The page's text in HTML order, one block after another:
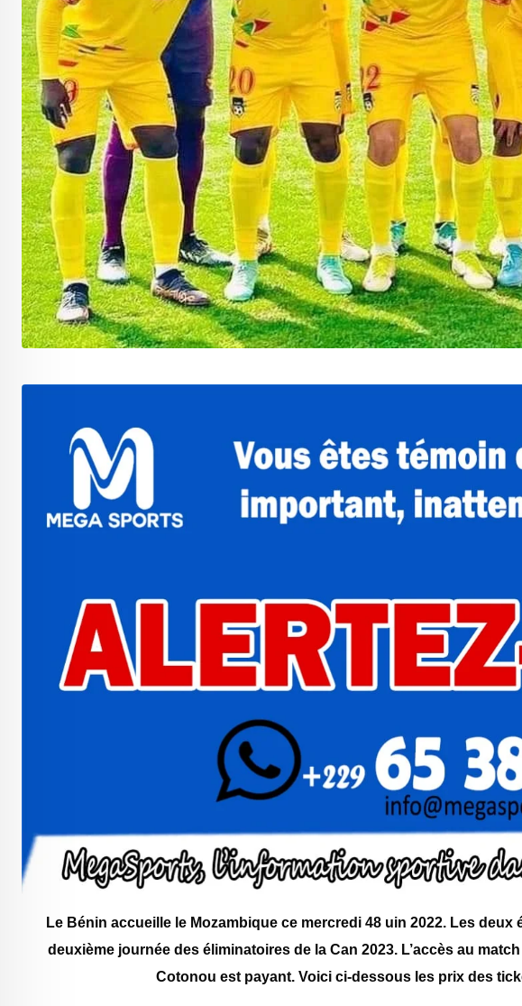
Le Bénin accueille le Mozambique ce mercredi 48 uin 2022. Les
deuxième journée des éliminatoires de la Can 2023. L’accès au
Cotonou est payant. Voici ci-dessous les prix des